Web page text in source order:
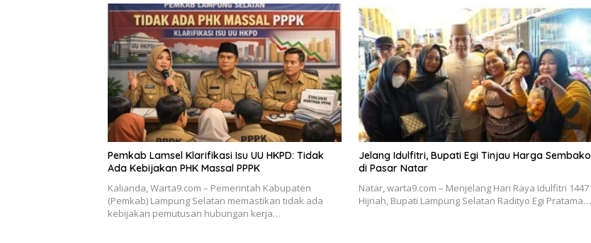
Pemkab Lamsel Klarifikasi Isu UU HKPD: Tidak
Ada Kebijakan PHK Massal PPPK
Kalianda, Warta9.com – Pemerintah Kabupaten
(Pemkab) Lampung Selatan memastikan tidak ada
kebijakan pemutusan hubungan kerja…
Jelang Idulfitri, Bupati Egi Tinjau Harga Sembako
di Pasar Natar
Natar, warta9.com – Menjelang Hari Raya Idulfitri 1447
Hijriah, Bupati Lampung Selatan Radityo Egi Pratama…